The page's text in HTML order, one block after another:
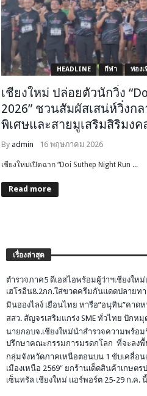
HEADLINE กีฬา ท่องเ
เชียงใหม่ ปล่อยตัวนักวิ่ง
2026” ชวนสัมผัสเสน่ห์วิ่งก
พิเศษและสายมูเสริมสิริมงค
By admin 16 พฤษภาคม 2026
เชียงใหม่เปิดฉาก “Doi Suthep Night Run ...
Read more
เรื่องล่าสุด
ตำรวจภาค5 ดีเอสไอพร้อมผู้ว่าฯเชียงให
เฮโรอีน8.2กก.ใส่ขวดครีมกันแดดปลายทา
มินอองไลง์ เยือนไทย หารือ”อนุทิน”คา
สสว. สัญจรเสริมแกร่ง SME ทั่วไทย ปักห
นายกอบจ.เชียงใหม่นำสำรวจความพร้อ
ปรึกษาคณะกรรมการมรดกโลก ที่จะลงพื้
กลุ่มจังหวัดภาคเหนือตอนบน 1 ขับเคลื่อน
เมืองเหนือ 2569” ยกร้านเด็ดสินค้าเกษต
เซ็นทรัล เชียงใหม่ แอร์พอร์ต 25-29 ก.ค.